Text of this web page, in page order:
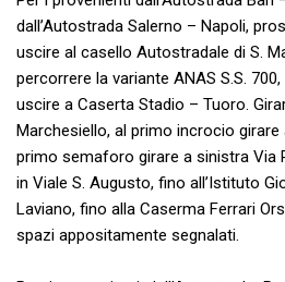
dall’Autostrada Salerno – Napoli,
uscire al casello Autostradale di S.
percorrere la variante ANAS S.S.
uscire a Caserta Stadio – Tuoro.
Marchesiello, al primo incrocio girare
primo semaforo girare a sinistra Via
in Viale S. Augusto, fino all’Istituto
Laviano, fino alla Caserma Ferrari
spazi appositamente segnalati.